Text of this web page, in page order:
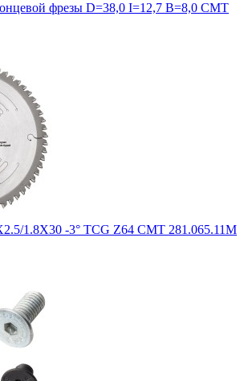
фрезы D=38,0 I=12,7 B=8,0 CMT
1.8X30 -3° TCG Z64 CMT 281.065.11M